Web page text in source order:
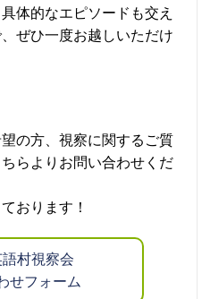
体的なエピソードも交え
ぜひ一度お越しいただけ
の方、視察に関するご質
らよりお問い合わせくだ
おります！
村視察会
せフォーム